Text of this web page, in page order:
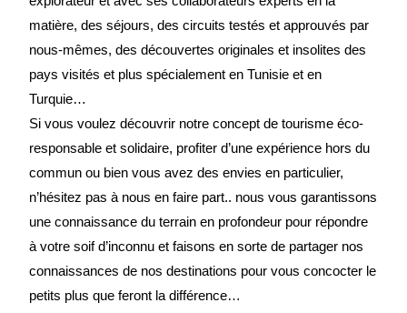
matière, des séjours, des circuits testés et approuvés par
nous-mêmes, des découvertes originales et insolites des
pays visités et plus spécialement en Tunisie et en
Turquie…
Si vous voulez découvrir notre concept de tourisme éco-
responsable et solidaire, profiter d’une expérience hors du
commun ou bien vous avez des envies en particulier,
n’hésitez pas à nous en faire part.. nous vous garantissons
une connaissance du terrain en profondeur pour répondre
à votre soif d’inconnu et faisons en sorte de partager nos
connaissances de nos destinations pour vous concocter le
petits plus que feront la différence…